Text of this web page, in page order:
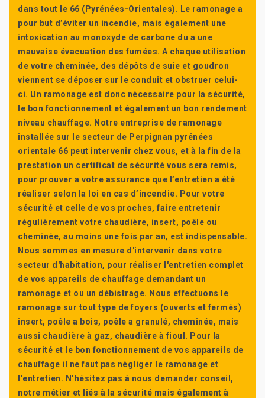
dans tout le 66 (Pyrénées-Orientales). Le ramonage a
pour but d’éviter un incendie, mais également une
intoxication au monoxyde de carbone du a une
mauvaise évacuation des fumées. A chaque utilisation
de votre cheminée, des dépôts de suie et goudron
viennent se déposer sur le conduit et obstruer celui-
ci. Un ramonage est donc nécessaire pour la sécurité,
le bon fonctionnement et également un bon rendement
niveau chauffage. Notre entreprise de ramonage
installée sur le secteur de Perpignan pyrénées
orientale 66 peut intervenir chez vous, et à la fin de la
prestation un certificat de sécurité vous sera remis,
pour prouver a votre assurance que l’entretien a été
réaliser selon la loi en cas d’incendie. Pour votre
sécurité et celle de vos proches, faire entretenir
régulièrement votre chaudière, insert, poêle ou
cheminée, au moins une fois par an, est indispensable.
Nous sommes en mesure d'intervenir dans votre
secteur d'habitation, pour réaliser l'entretien complet
de vos appareils de chauffage demandant un
ramonage et ou un débistrage. Nous effectuons le
ramonage sur tout type de foyers (ouverts et fermés)
insert, poêle a bois, poêle a granulé, cheminée, mais
aussi chaudière à gaz, chaudière à fioul. Pour la
sécurité et le bon fonctionnement de vos appareils de
chauffage il ne faut pas négliger le ramonage et
l’entretien. N’hésitez pas à nous demander conseil,
notre métier et liés à la sécurité mais également à